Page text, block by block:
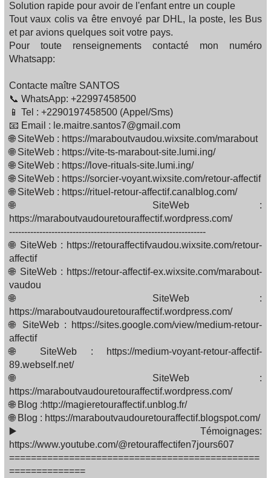
Solution rapide pour avoir de l'enfant entre un couple
Tout vaux colis va être envoyé par DHL, la poste, les Bus
et par avions quelques soit votre pays.
Pour toute renseignements contacté mon numéro
Whatsapp:
Contacte maître SANTOS
📞 WhatsApp: +22997458500
📱 Tel : +2290197458500 (Appel/Sms)
📧 Email : le.maitre.santos7@gmail.com
🌐 SiteWeb : https://maraboutvaudou.wixsite.com/marabout
🌐 SiteWeb : https://vite-ts-marabout-site.lumi.ing/
🌐 SiteWeb : https://love-rituals-site.lumi.ing/
🌐 SiteWeb : https://sorcier-voyant.wixsite.com/retour-affectif
🌐 SiteWeb : https://rituel-retour-affectif.canalblog.com/
🌐 SiteWeb :
https://maraboutvaudouretouraffectif.wordpress.com/
-----------------------------------------------------------------
🌐 SiteWeb : https://retouraffectifvaudou.wixsite.com/retour-
affectif
🌐 SiteWeb : https://retour-affectif-ex.wixsite.com/marabout-
vaudou
🌐 SiteWeb :
https://maraboutvaudouretouraffectif.wordpress.com/
🌐 SiteWeb : https://sites.google.com/view/medium-retour-
affectif
🌐 SiteWeb : https://medium-voyant-retour-affectif-
89.webself.net/
🌐 SiteWeb :
https://maraboutvaudouretouraffectif.wordpress.com/
🌐 Blog :http://magieretouraffectif.unblog.fr/
🌐 Blog : https://maraboutvaudouretouraffectif.blogspot.com/
▶️ Témoignages:
https://www.youtube.com/@retouraffectifen7jours607
==============================================
==============